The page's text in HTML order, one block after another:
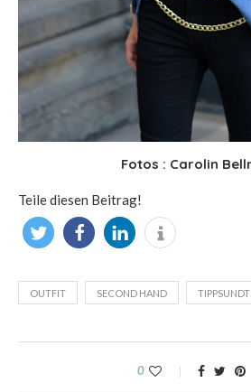
Fotos : Carolin
Teile diesen Beitrag!
OUTFIT SECOND HAND
0